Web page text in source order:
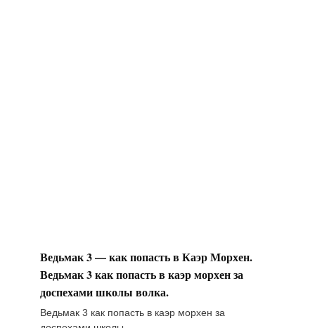
Ведьмак 3 — как попасть в Каэр Морхен.
Ведьмак 3 как попасть в каэр морхен за
доспехами школы волка.
Ведьмак 3 как попасть в каэр морхен за